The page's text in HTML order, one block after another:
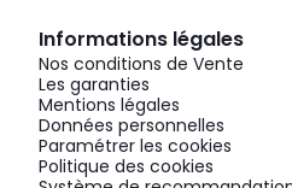
Informations légales
Nos conditions de Vente
Les garanties
Mentions légales
Données personnelles
Paramétrer les cookies
Politique des cookies